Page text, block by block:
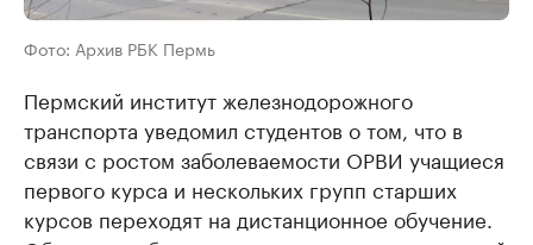
Фото: Архив РБК Пермь
Пермский институт железнодорожного
транспорта уведомил студентов о том, что в
связи с ростом заболеваемости ОРВИ учащиеся
первого курса и нескольких групп старших
курсов переходят на дистанционное обучение.